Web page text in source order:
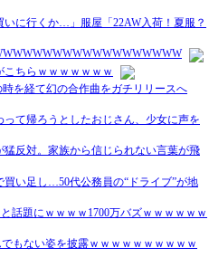
に行くか…」服屋「22AW入荷！夏服？
ちらｗｗｗｗｗｗｗ
を経て幻の合作曲をガチリリースへ
って帰ろうとしたおじさん、少女に声を
反対。家族から信じられない言葉が飛
い足し…50代公務員の“ドライブ”が地
話題にｗｗｗｗ1700万バズｗｗｗｗｗｗ
もない姿を披露ｗｗｗｗｗｗｗｗｗｗ